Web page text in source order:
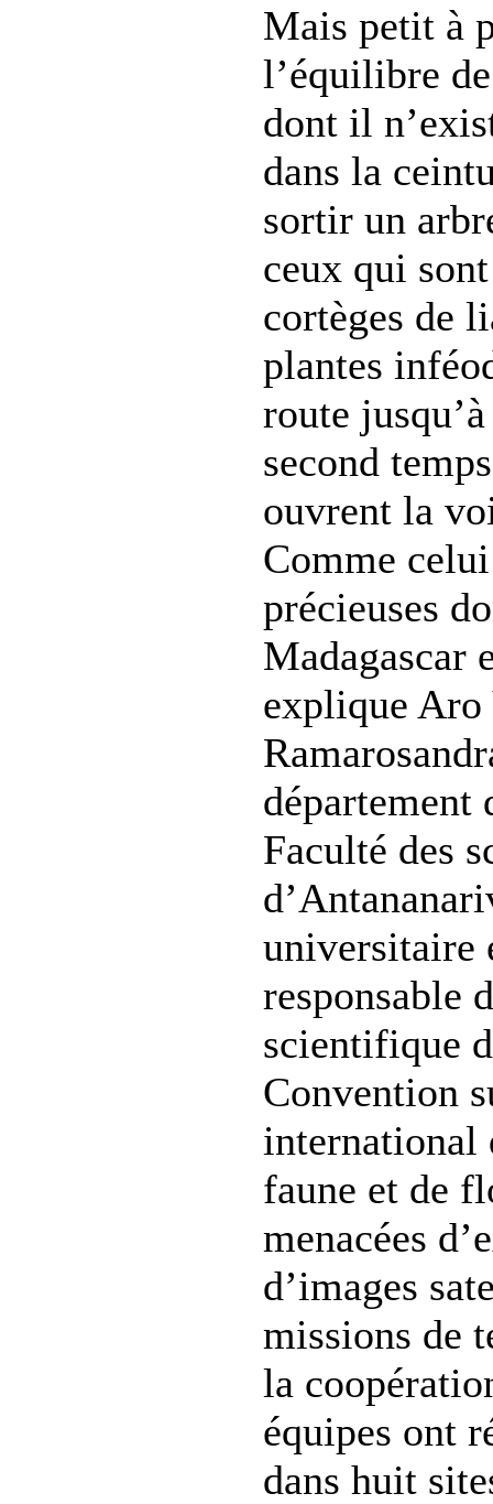
Mais petit à
l’équilibre
dont il
dans la
sortir un
ceux qui
cortèges de
plantes
route
second
ouvrent la
Comme
précieuses
Madagascar
explique Aro
département
Faculté des
universitaire
responsable
scientifique
Convention
international
faune et de
menacées
d’images
missions de
la
équipes ont
dans huit